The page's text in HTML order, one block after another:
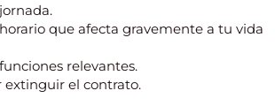
que afecta gravemente a tu vida
relevantes.
extinguir el contrato.